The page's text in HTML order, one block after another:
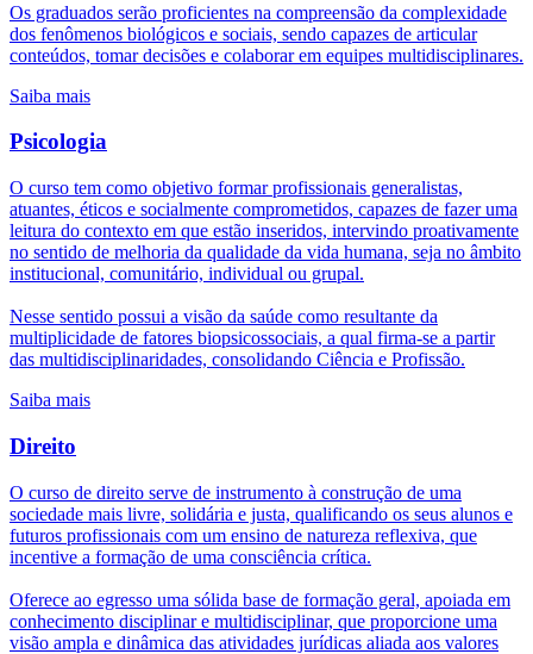
Os graduados serão proficientes na compreensão da complexidade
dos fenômenos biológicos e sociais, sendo capazes de articular
conteúdos, tomar decisões e colaborar em equipes multidisciplinares.
Saiba mais
Psicologia
O curso tem como objetivo formar profissionais generalistas,
atuantes, éticos e socialmente comprometidos, capazes de fazer uma
leitura do contexto em que estão inseridos, intervindo proativamente
no sentido de melhoria da qualidade da vida humana, seja no âmbito
institucional, comunitário, individual ou grupal.
Nesse sentido possui a visão da saúde como resultante da
multiplicidade de fatores biopsicossociais, a qual firma-se a partir
das multidisciplinaridades, consolidando Ciência e Profissão.
Saiba mais
Direito
O curso de direito serve de instrumento à construção de uma
sociedade mais livre, solidária e justa, qualificando os seus alunos e
futuros profissionais com um ensino de natureza reflexiva, que
incentive a formação de uma consciência crítica.
Oferece ao egresso uma sólida base de formação geral, apoiada em
conhecimento disciplinar e multidisciplinar, que proporcione uma
visão ampla e dinâmica das atividades jurídicas aliada aos valores